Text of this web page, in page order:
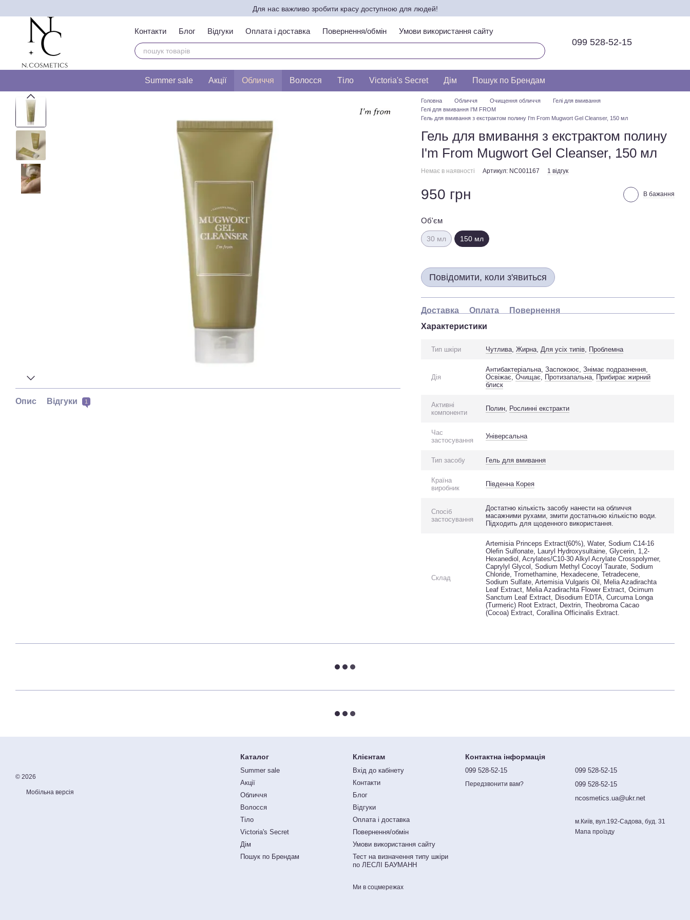
Для нас важливо зробити красу доступною для людей!
Контакти Блог Відгуки Оплата і доставка Повернення/обмін
Умови використання сайту
Тест на визначення типу шкіри по ЛЕСЛІ БАУМАНН
099 528-52-15
Summer sale Акції Обличчя Волосся Тіло Victoria's Secret Дім Пошук по Брендам
Опис Відгуки 1
Головна Обличчя Очищення обличчя
Гелі для вмивання
Гелі для вмивання I'M FROM
Гель для вмивання з екстрактом полину I'm From Mugwort Gel Cleanser, 150 мл
Гель для вмивання з екстрактом полину
I'm From Mugwort Gel Cleanser, 150 мл
Немає в наявності Артикул: NC001167 1 відгук
950 грн В бажання
Об'єм
30 мл 150 мл
Повідомити, коли з'явиться
Доставка Оплата
Повернення
Характеристики
Тип шкіри Чутлива,Жирна,Для усіх типів, Проблемна
Дія
Антибактеріальна,Заспокоює,Знімає подразнення,
Освіжає,Очищає, Протизапальна, Прибирає жирний
блиск
Активні
компоненти
Полин, Рослинні екстракти
Час
застосування
Універсальна
Тип засобу Гель для вмивання
Країна
виробник
Південна Корея
Спосіб
застосування
Достатню кількість засобу нанести на обличчя
масажними рухами, змити достатньою кількістю води.
Підходить для щоденного використання.
Склад
Artemisia Princeps Extract(60%), Water, Sodium C14-16
Olefin Sulfonate, Lauryl Hydroxysultaine, Glycerin, 1,2-
Hexanediol, Acrylates/C10-30 Alkyl Acrylate Crosspolymer,
Caprylyl Glycol, Sodium Methyl Cocoyl Taurate, Sodium
Chloride, Tromethamine, Hexadecene, Tetradecene,
Sodium Sulfate, Artemisia Vulgaris Oil, Melia Azadirachta
Leaf Extract, Melia Azadirachta Flower Extract, Ocimum
Sanctum Leaf Extract, Disodium EDTA, Curcuma Longa
(Turmeric) Root Extract, Dextrin, Theobroma Cacao
(Cocoa) Extract, Corallina Officinalis Extract.
© 2026
Мобільна версія
Каталог
Summer sale
Акції
Обличчя
Волосся
Тіло
Victoria's Secret
Дім
Пошук по Брендам
Клієнтам
Вхід до кабінету
Контакти
Блог
Відгуки
Оплата і доставка
Повернення/обмін
Умови використання сайту
Тест на визначення типу шкіри
по ЛЕСЛІ БАУМАНН
Ми в соцмережах
Контактна інформація
099 528-52-15
Передзвонити вам?
099 528-52-15
099 528-52-15
ncosmetics.ua@ukr.net
м.Київ, вул.192-Садова, буд. 31
Мапа проїзду